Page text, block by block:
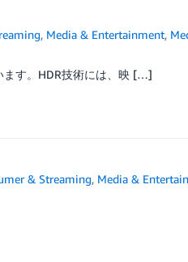
, Media & Entertainment,
ます。HDR技術には、映 […]
& Streaming, Media &